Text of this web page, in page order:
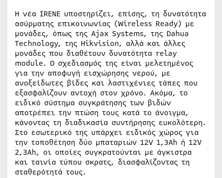
Η νέα IRENE υποστηρίζει, επίσης, τη δυνατότητα
ασύρματης επικοινωνίας (Wireless Ready) με
μονάδες, όπως της Ajax Systems, της Dahua
Technology, της Hikvision, αλλά και άλλες
μονάδες που διαθέτουν δυνατότητα relay
module. Ο σχεδιασμός της είναι μελετημένος
για την αποφυγή εισχώρησης νερού, με
ανοξείδωτες βίδες και λαστιχένιες τάπες που
εξασφαλίζουν αντοχή στον χρόνο. Ακόμα, το
ειδικό σύστημα συγκράτησης των βιδών
αποτρέπει την πτώση τους κατά το άνοιγμα,
κάνοντας τη διαδικασία συντήρησης ευκολότερη.
Στο εσωτερικό της υπάρχει ειδικός χώρος για
την τοποθέτηση δύο μπαταριών 12V 1,3Ah ή 12V
2,3Ah, οι οποίες συγκρατούνται με άγκιστρα
και ταινία τύπου σκρατς, διασφαλίζοντας τη
σταθερότητά τους.